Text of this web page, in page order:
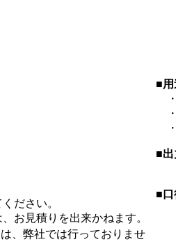
ださい。
お見積りを出来かねます。
、弊社では行っておりませ
■用
・
・
・
■出
■口